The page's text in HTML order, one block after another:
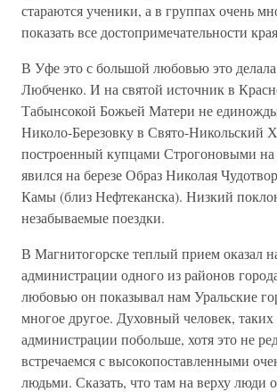
стараются ученики, а в группах очень
показать все достопримечательности
В Уфе это с большой любовью это
Любченко. И на святой источник в
Табынсокой Божьей Матери не
Николо-Березовку в Свято-Никольский
построенный купцами Строгоновыми на
явился на березе Образ Николая
Камы (близ Нефтеканска). Низкий
незабываемые поездки.
В Магнитогорске теплый прием оказал
администрации одного из районов
любовью он показывал нам Уральские
многое другое. Духовный человек, таких
администрации побольше, хотя это не
встречаемся с высокопоставленными
людьми. Сказать, что там на верху люди